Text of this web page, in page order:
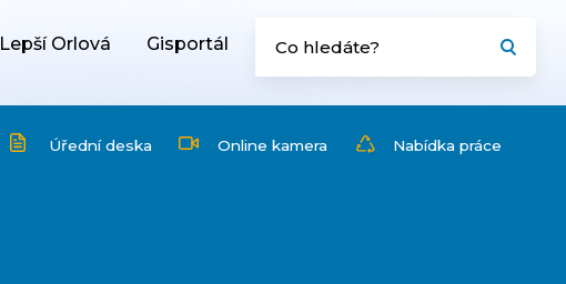
Lepší Orlová Gisportál
Úřední deska Online kamera Nabídka práce